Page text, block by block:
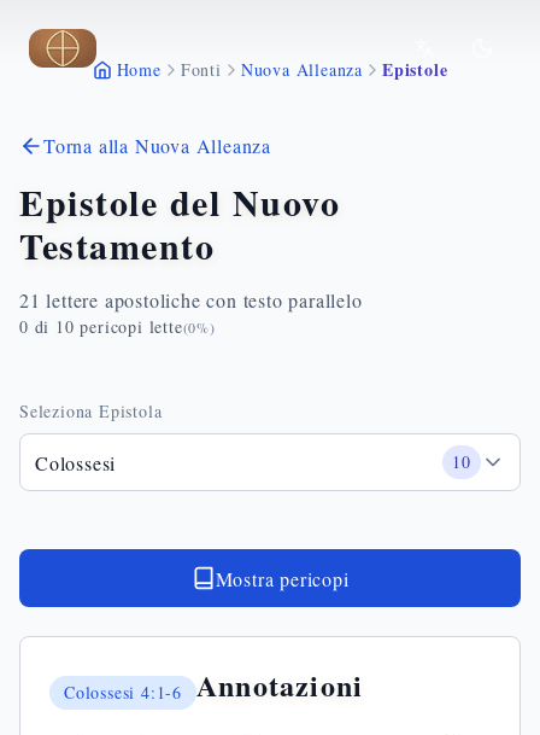
Vai al contenuto principale
Home Fonti Nuova Alleanza Epistole
Torna alla Nuova Alleanza
Epistole del Nuovo
Testamento
21 lettere apostoliche con testo parallelo
0 di 10 pericopi lette(0%)
Seleziona Epistola
Colossesi 10
Mostra pericopi
Colossesi 4:1-6 Annotazioni